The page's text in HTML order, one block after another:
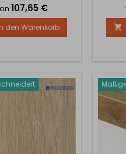
die Lebensdauer
ist. Das Produkt
Maß gefertigt. Sie
einfach Ihre
genau nach Ihren
die Herstellung
eine...
Preis
107,65 €
den Warenkorb
dick
sehr
wird
Sie,
der
